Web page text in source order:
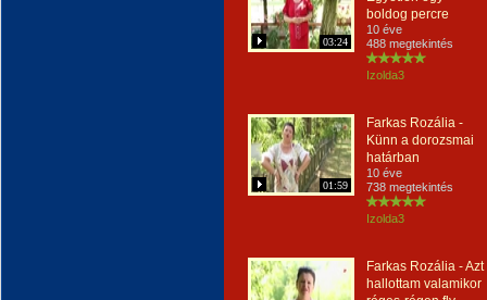
03:24
boldog percre
10 éve
488 megtekintés
Izolda3
01:59
Farkas Rozália -
Künn a dorozsmai
határban
10 éve
738 megtekintés
Izolda3
Farkas Rozália - Azt
hallottam valamikor